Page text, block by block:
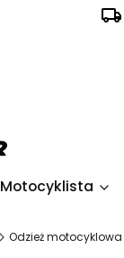
Motocyklista
Odzież motocyklowa